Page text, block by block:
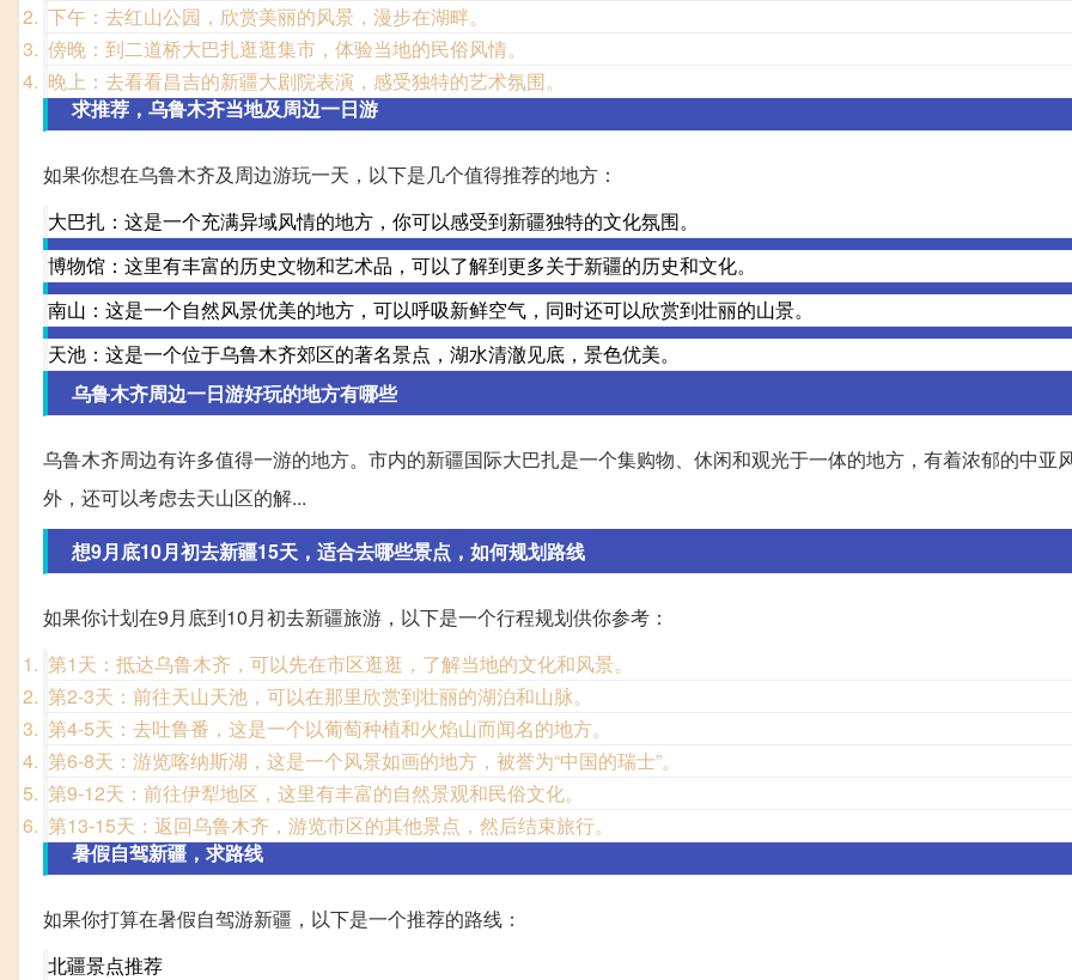
下午：去红山公园，欣赏美丽的风景，漫步在湖畔。
傍晚：到二道桥大巴扎逛逛集市，体验当地的民俗风情。
晚上：去看看昌吉的新疆大剧院表演，感受独特的艺术氛围。
求推荐，乌鲁木齐当地及周边一日游
如果你想在乌鲁木齐及周边游玩一天，以下是几个值得推荐的地方：
大巴扎：这是一个充满异域风情的地方，你可以感受到新疆独特的文化氛围。
博物馆：这里有丰富的历史文物和艺术品，可以了解到更多关于新疆的历史和文化。
南山：这是一个自然风景优美的地方，可以呼吸新鲜空气，同时还可以欣赏到壮丽的山景。
天池：这是一个位于乌鲁木齐郊区的著名景点，湖水清澈见底，景色优美。
乌鲁木齐周边一日游好玩的地方有哪些
乌鲁木齐周边有许多值得一游的地方。市内的新疆国际大巴扎是一个集购物、休闲和观光于一体的地方，有着浓郁的中亚
外，还可以考虑去天山区的解...
想9月底10月初去新疆15天，适合去哪些景点，如何规划路线
如果你计划在9月底到10月初去新疆旅游，以下是一个行程规划供你参考：
第1天：抵达乌鲁木齐，可以先在市区逛逛，了解当地的文化和风景。
第2-3天：前往天山天池，可以在那里欣赏到壮丽的湖泊和山脉。
第4-5天：去吐鲁番，这是一个以葡萄种植和火焰山而闻名的地方。
第6-8天：游览喀纳斯湖，这是一个风景如画的地方，被誉为“中国的瑞士”。
第9-12天：前往伊犁地区，这里有丰富的自然景观和民俗文化。
第13-15天：返回乌鲁木齐，游览市区的其他景点，然后结束旅行。
暑假自驾新疆，求路线
如果你打算在暑假自驾游新疆，以下是一个推荐的路线：
北疆景点推荐